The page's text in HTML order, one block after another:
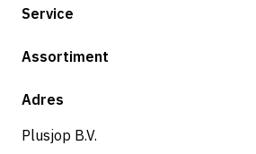
Service
Betalingsmogelijkheden
Assortiment
Shop
Adres
Plusjop B.V.